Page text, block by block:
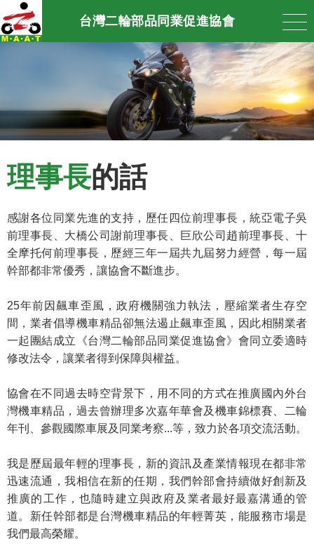
台灣二輪部品同業促進協會
理事長的話
感謝各位同業先進的支持，歷任四位前理事長，統亞電子吳
前理事長、大橋公司謝前理事長、巨欣公司趙前理事長、十
全摩托何前理事長，歷經三年一屆共九屆努力經營，每一屆
幹部都非常優秀，讓協會不斷進步。
25年前因飆車歪風，政府機關強力執法，壓縮業者生存空
間，業者倡導機車精品卻無法遏止飆車歪風，因此相關業者
一起團結成立《台灣二輪部品同業促進協會》會同立委適時
修改法令，讓業者得到保障與權益。
協會在不同過去時空背景下，用不同的方式在推廣國內外台
灣機車精品，過去曾辦理多次嘉年華會及機車錦標賽、二輪
年刊、參觀國際車展及同業考察...等，致力於各項交流活動。
我是歷屆最年輕的理事長，新的資訊及產業情報現在都非常
迅速流通，我相信在新的任期，我們幹部會持續做好創新及
推廣的工作，也隨時建立與政府及業者最好最嘉溝通的管
道。新任幹部都是台灣機車精品的年輕菁英，能服務市場是
我們最高榮耀。